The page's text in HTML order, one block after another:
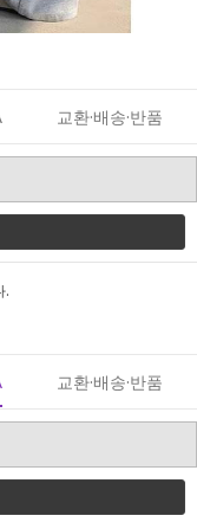
교환·배송·반품
.
교환·배송·반품